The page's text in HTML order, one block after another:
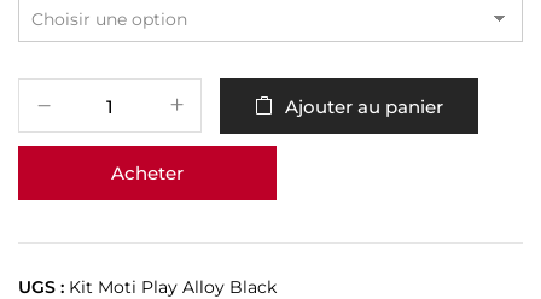
Ajouter au panier
Acheter
UGS : Kit Moti Play Alloy Black